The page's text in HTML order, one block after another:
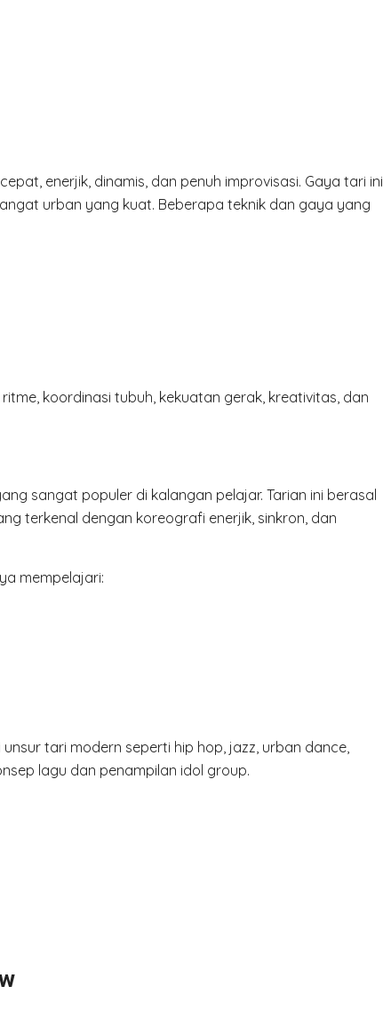
enerjik, dinamis, dan penuh improvisasi. Gaya tari ini
urban yang kuat. Beberapa teknik dan gaya yang
koordinasi tubuh, kekuatan gerak, kreativitas, dan
sangat populer di kalangan pelajar. Tarian ini berasal
terkenal dengan koreografi enerjik, sinkron, dan
mempelajari:
tari modern seperti hip hop, jazz, urban dance,
lagu dan penampilan idol group.